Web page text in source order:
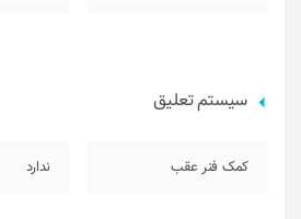
سیستم تعلیق
کمک فنر عقب ندارد